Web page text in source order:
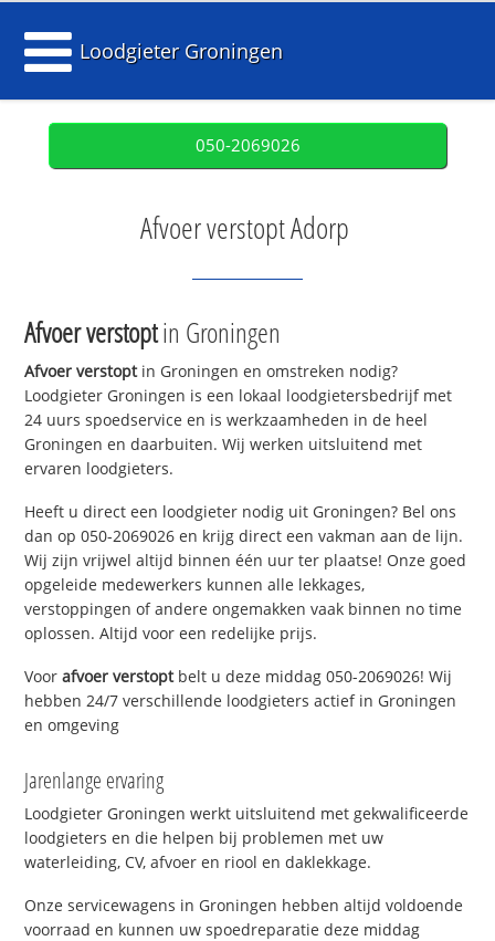
Loodgieter Groningen
050-2069026
Afvoer verstopt Adorp
Afvoer verstoptin Groningen
Afvoer verstoptin Groningen en omstreken nodig?
Loodgieter Groningen is een lokaal loodgietersbedrijf met
24 uurs spoedservice en is werkzaamheden in de heel
Groningen en daarbuiten. Wij werken uitsluitend met
ervaren loodgieters.
Heeft u direct een loodgieter nodig uit Groningen? Bel ons
dan op 050-2069026 en krijg direct een vakman aan de lijn.
Wij zijn vrijwel altijd binnen één uur ter plaatse! Onze goed
opgeleide medewerkers kunnen alle lekkages,
verstoppingen of andere ongemakken vaak binnen no time
oplossen. Altijd voor een redelijke prijs.
Voorafvoer verstoptbelt u deze middag 050-2069026! Wij
hebben 24/7 verschillende loodgieters actief in Groningen
en omgeving
Jarenlange ervaring
Loodgieter Groningen werkt uitsluitend met gekwalificeerde
loodgieters en die helpen bij problemen met uw
waterleiding, CV, afvoer en riool en daklekkage.
Onze servicewagens in Groningen hebben altijd voldoende
voorraad en kunnen uw spoedreparatie deze middag